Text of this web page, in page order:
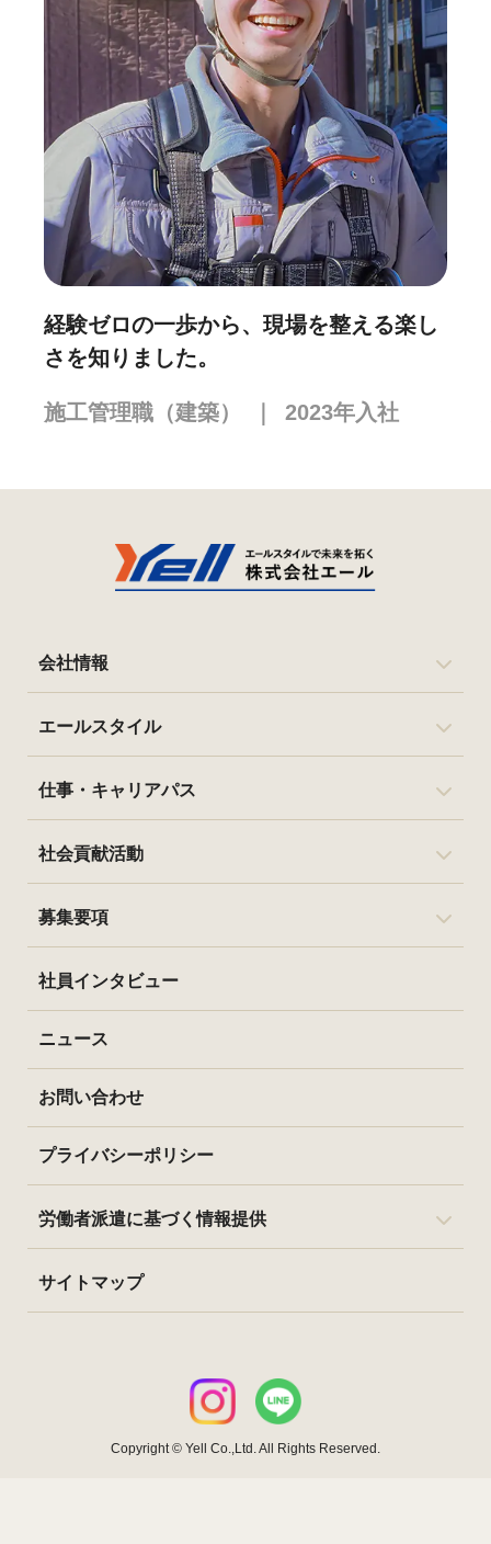
経験ゼロの一歩から、現場を整える楽し
さを知りました。
施工管理職（建築） 2023年入社
会社情報
エールスタイル
仕事・キャリアパス
社会貢献活動
募集要項
社員インタビュー
ニュース
お問い合わせ
プライバシーポリシー
労働者派遣に基づく情報提供
サイトマップ
Copyright © Yell Co.,Ltd. All Rights Reserved.